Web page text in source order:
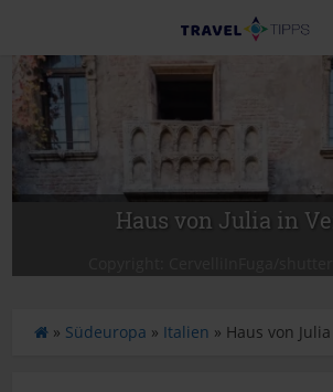
Haus von Julia in
S» Südeuropa » Italien » Haus von